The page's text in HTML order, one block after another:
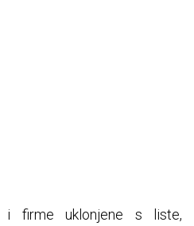
i firme uklonjene s liste,